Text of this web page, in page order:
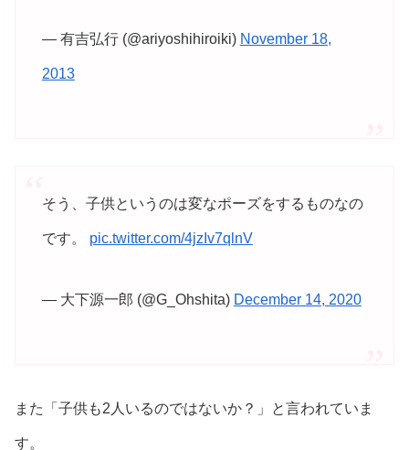
— 有吉弘行 (@ariyoshihiroiki) November 18,
2013
そう、子供というのは変なポーズをするものなの
です。 pic.twitter.com/4jzIv7qlnV
— 大下源一郎 (@G_Ohshita) December 14, 2020
また「子供も2人いるのではないか？」と言われていま
す。